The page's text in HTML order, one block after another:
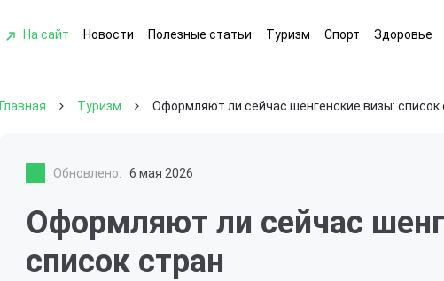
На сайт Новости Полезные статьи Туризм Спорт Здоровье
Главная Туризм Оформляют ли сейчас шенгенские визы: список
Обновлено: 6 мая 2026
Оформляют ли сейчас
список стран